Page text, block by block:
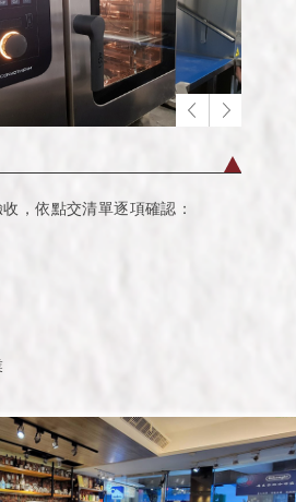
，依點交清單逐項確認：